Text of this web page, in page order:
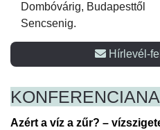
Dombóvárig, Budapesttől
Sencsenig.
Hírlevél-
KONFERENCIA
Azért a víz a zűr? –